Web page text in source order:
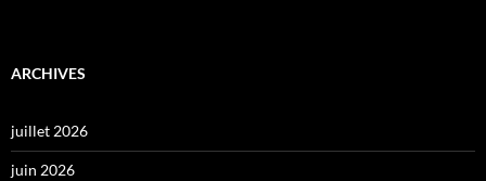
ARCHIVES
juillet 2026
juin 2026